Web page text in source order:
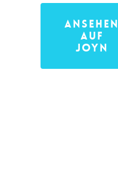
Ansehen
auf
JOYN